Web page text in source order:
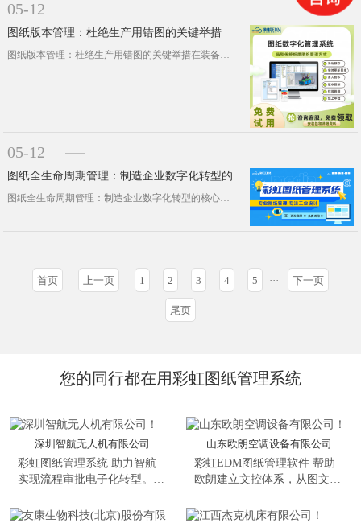
05-12
图纸版本管理：杜绝生产用错图的关键举措
05-12
图纸全生命周期管理：制造企业数字化转型的核心引擎
图纸全生命周期管理：制造企业数字化转型的核心引擎在制造、船舶、航空航天等高端制造领域，图纸作为产品研发的核心载体，贯穿设计、工···
首页 上一页 1 2 3 4 5 ··· 下一页
尾页
您的同行都在用彩虹图纸管理系统
深圳智航无人机有限公司
彩虹图纸管理系统 助力智航
实现流程审批电子化转型。在
档并进行圈红批阅；高效的电
山东欧朗空调设备有限公司
彩虹EDM图纸管理软件 帮助
欧朗建立文控体系，从图文档
变更、废止等生命周期阶段管